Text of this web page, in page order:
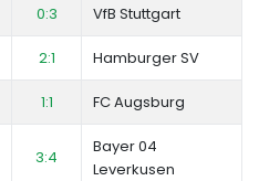
0:3 VfB Stuttgart
2:1 Hamburger SV
1:1 FC Augsburg
3:4
Bayer 04
Leverkusen